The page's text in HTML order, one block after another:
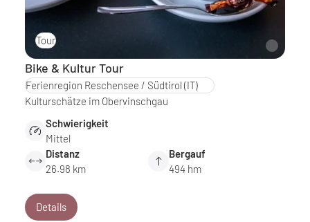
Tour
Bike & Kultur Tour
Ferienregion Reschensee / Südtirol (IT)
Kulturschätze im Obervinschgau
Schwierigkeit
Mittel
Distanz
26.98 km
Bergauf
494 hm
Details